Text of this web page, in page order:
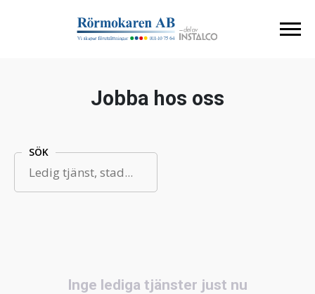
Jobba hos oss
SÖK
Inge lediga tjänster just nu